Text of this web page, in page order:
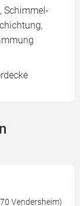
Schimmel-
Vendersheim)